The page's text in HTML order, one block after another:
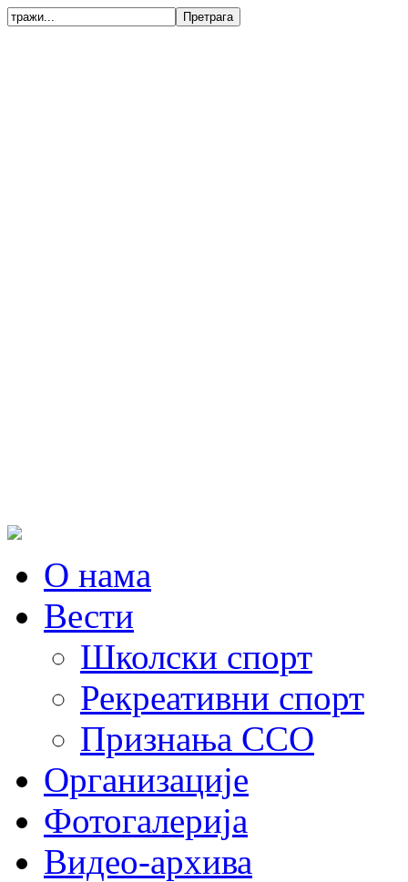
О нама
Вести
Школски спорт
Рекреативни спорт
Признања ССО
Oрганизације
Фотогалерија
Видео-архива